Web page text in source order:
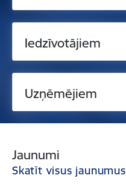
Iedzīvotājiem
Uzņēmējiem
Jaunumi
Skatīt visus jaunumus